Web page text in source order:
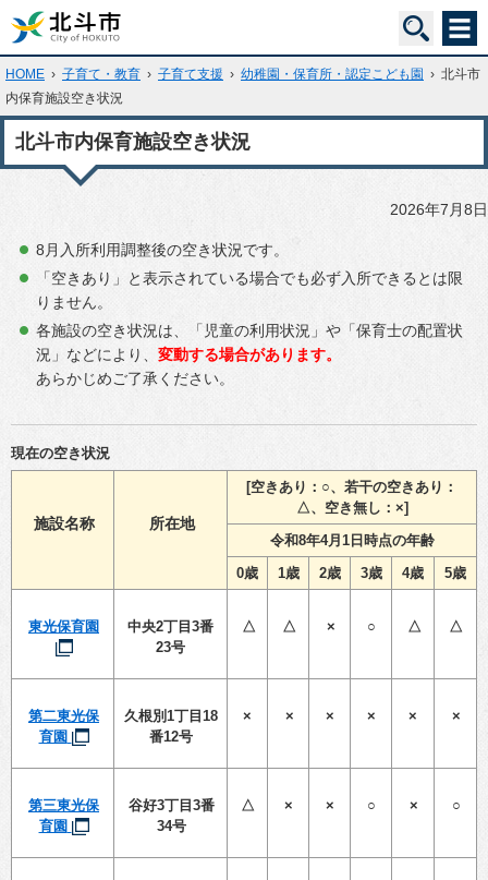
HOME › 子育て・教育 › 子育て支援 › 幼稚園・保育所・認定こども園 › 北斗市
内保育施設空き状況
北斗市内保育施設空き状況
2026年7月8日
8月入所利用調整後の空き状況です。
「空きあり」と表示されている場合でも必ず入所できるとは限
りません。
各施設の空き状況は、「児童の利用状況」や「保育士の配置状
況」などにより、 変動する場合があります。
あらかじめご了承ください。
現在の空き状況
施設名称 所在地
[空きあり：○、若干の空きあり：
△、空き無し：×]
令和8年4月1日時点の年齢
0歳
1歳 2歳 3歳 4歳 5歳
東光保育園
中央2丁目3番
23号
△ △ × ○ △ △
第二東光保
育園
久根別1丁目18
番12号
× × × × × ×
第三東光保
育園
谷好3丁目3番
34号
△ × × ○ × ○